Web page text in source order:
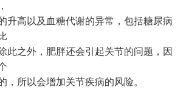
升高以及血糖代谢的异常，包括糖尿病
此之外，肥胖还会引起关节的问题，因
，所以会增加关节疾病的风险。